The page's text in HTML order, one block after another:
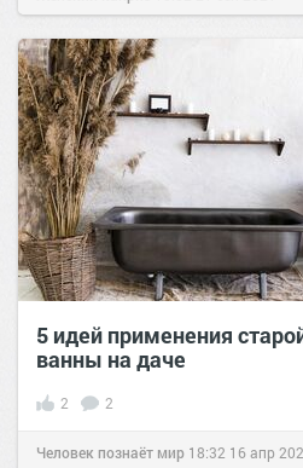
5 идей применения
ванны на даче
2 2
Человек познаёт мир 18:32 16 апр